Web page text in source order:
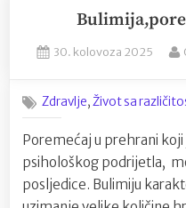
popust
JadroMel-
Posted
30. kolovoza 2025
Zdravlje,Život sa
Poremećaj u prehrani koji
psihološkog podrijetla,
posljedice. Bulimiju